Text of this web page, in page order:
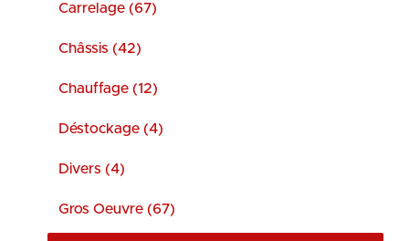
Carrelage (67)
Châssis (42)
Chauffage (12)
Déstockage (4)
Divers (4)
Gros Oeuvre (67)